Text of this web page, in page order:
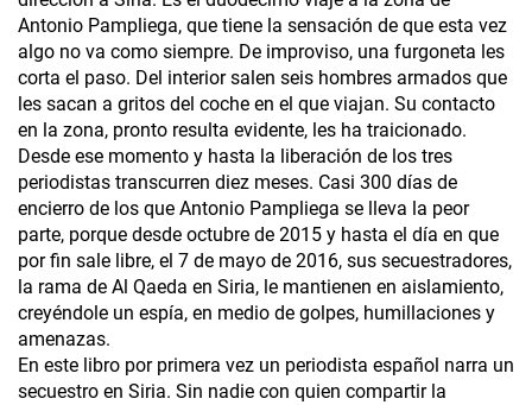
Antonio Pampliega, que tiene la sensación de que esta vez
algo no va como siempre. De improviso, una furgoneta les
corta el paso. Del interior salen seis hombres armados que
les sacan a gritos del coche en el que viajan. Su contacto
en la zona, pronto resulta evidente, les ha traicionado.
Desde ese momento y hasta la liberación de los tres
periodistas transcurren diez meses. Casi 300 días de
encierro de los que Antonio Pampliega se lleva la peor
parte, porque desde octubre de 2015 y hasta el día en que
por fin sale libre, el 7 de mayo de 2016, sus secuestradores,
la rama de Al Qaeda en Siria, le mantienen en aislamiento,
creyéndole un espía, en medio de golpes, humillaciones y
amenazas.
En este libro por primera vez un periodista español narra un
secuestro en Siria. Sin nadie con quien compartir la